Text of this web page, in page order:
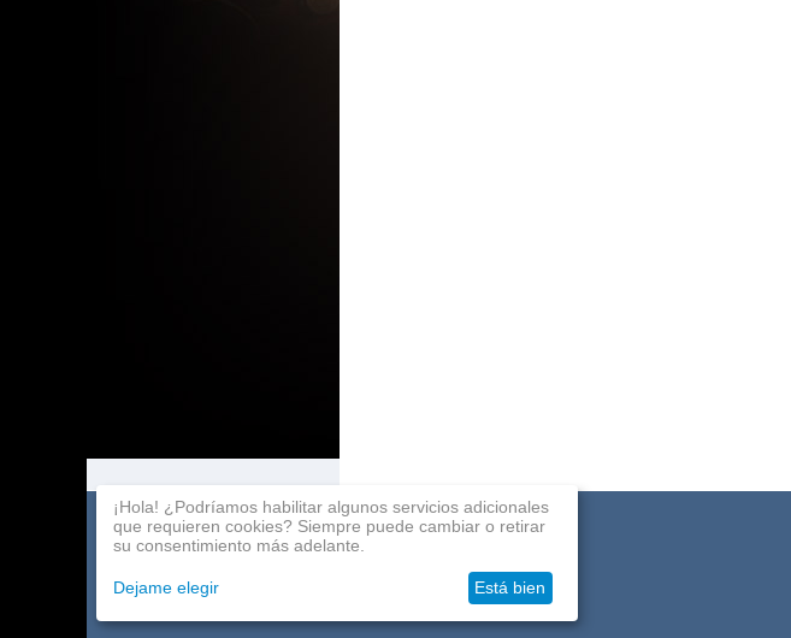
Catalogo de juegos
Mayoristas
Pago
Programa de afiliación
Contactos
¡Hola! ¿Podríamos habilitar algunos servicios adicionales
que requieren cookies? Siempre puede cambiar o retirar
su consentimiento más adelante.
Dejame elegir Está bien